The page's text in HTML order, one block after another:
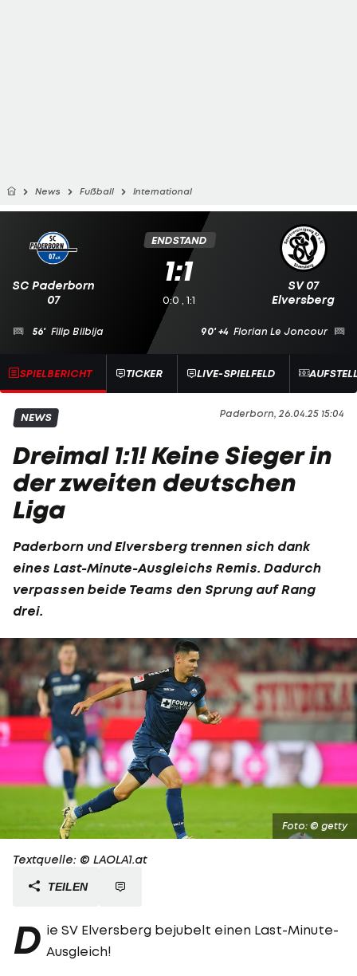
News Fußball International
SC Paderborn
07
SV 07
Elversberg
ENDSTAND
1:1
0:0 , 1:1
56' Filip Bilbija 90' +4 Florian Le Joncour
SPIELBERICHT TICKER LIVE-SPIELFELD
Paderborn, 26.04.25 15:04
NEWS
Dreimal 1:1! Keine Sieger in
der zweiten deutschen
Liga
Paderborn und Elversberg trennen sich dank
eines Last-Minute-Ausgleichs Remis. Dadurch
verpassen beide Teams den Sprung auf Rang
drei.
Foto: © getty
Textquelle: © LAOLA1.at
TEILEN
D ie SV Elversberg bejubelt einen Last-Minute-
Ausgleich!